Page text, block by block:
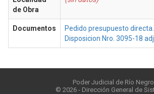
de Obra
Documentos
Pedido presupuesto
Disposicion Nro. 3095-18